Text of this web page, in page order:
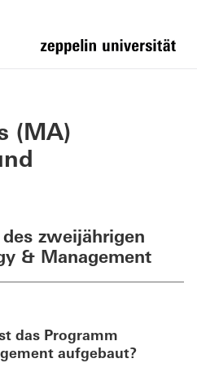
(MA)
zweijährigen
& Management
das Programm
aufgebaut?